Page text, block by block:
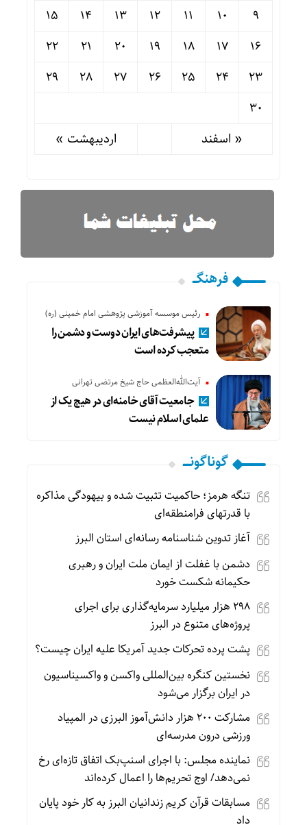
« اسفند اردیبهشت »
9
10
11
12
13
14
15
16
17
18
19
20
21
22
23
24
25
26
27
28
29
30
فرهنگـــ
رئیس موسسه آموزشی پژوهشی امام خمینی (ره)
پیشرفت‌های ایران دوست و دشمن را
متعجب کرده است
آیت‌الله‌العظمی حاج شیخ مرتضی تهرانی
جامعیت آقای خامنه‌ای در هیچ یک از
علمای اسلام نیست
گوناگونـــــ
تنگه هرمز؛ حاکمیت تثبیت شده و بیهودگی مذاکره
با قدرتهای فرامنطقه‌ای
آغاز تدوین شناسنامه رسانه‌ای استان البرز
دشمن با غفلت از ایمان ملت ایران و رهبری
حکیمانه شکست خورد
۲۹۸ هزار میلیارد سرمایه‌گذاری برای اجرای
پروژه‌های متنوع در البرز
پشت پرده تحرکات جدید آمریکا علیه ایران چیست؟
نخستین کنگره بین‌المللی واکسن و واکسیناسیون
در ایران برگزار می‌شود
مشارکت ۲۰۰ هزار دانش‌آموز البرزی در المپیاد
ورزشی درون مدرسه‌ای
نماینده مجلس: با اجرای اسنپ‌بک اتفاق تازه‌ای رخ
نمی‌دهد/ اوج تحریم‌ها را اعمال کرده‌اند
مسابقات قرآن کریم زندانیان البرز به کار خود پایان
داد